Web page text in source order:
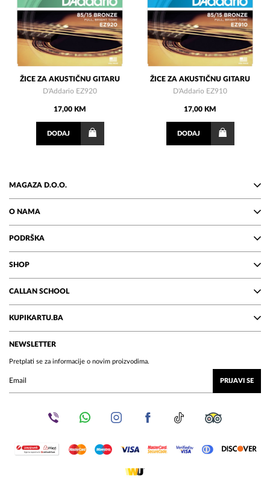
ŽICE ZA AKUSTIČNU GITARU
D'Addario EZ920
17,00 KM
DODAJ
ŽICE ZA AKUSTIČNU GITARU
D'Addario EZ910
17,00 KM
DODAJ
MAGAZA D.O.O.
O NAMA
PODRŠKA
SHOP
CALLAN SCHOOL
KUPIKARTU.BA
NEWSLETTER
Pretplati se za informacije o novim proizvodima.
PRIJAVI SE